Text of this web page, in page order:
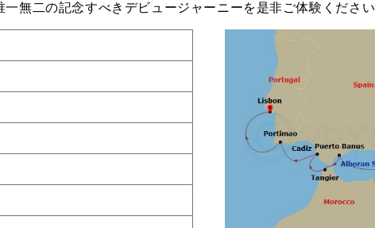
無二の記念すべきデビュージャーニーを是非ご体験ください